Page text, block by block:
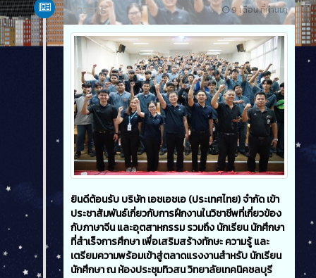
9 เดือน ที่ผ่านมา
ข่าวสาร
ยินดีต้อนรับ บริษัท เอชเอชเอ (ประเทศไทย) จำกัด เข้า
ประชาสัมพันธ์เกี่ยวกับการฝึกงานในวิชาชีพที่เกี่ยวข้อง
กับภาษาจีน และอุตสาหกรรม รวมถึง นักเรียน นักศึกษา
ที่สำเร็จการศึกษา เพื่อเสริมสร้างทักษะ ความรู้ และ
เตรียมความพร้อมเข้าสู่ตลาดแรงงานสำหรับ นักเรียน
นักศึกษา ณ ห้องประชุมทิวสน วิทยาลัยเทคนิคชลบุรี